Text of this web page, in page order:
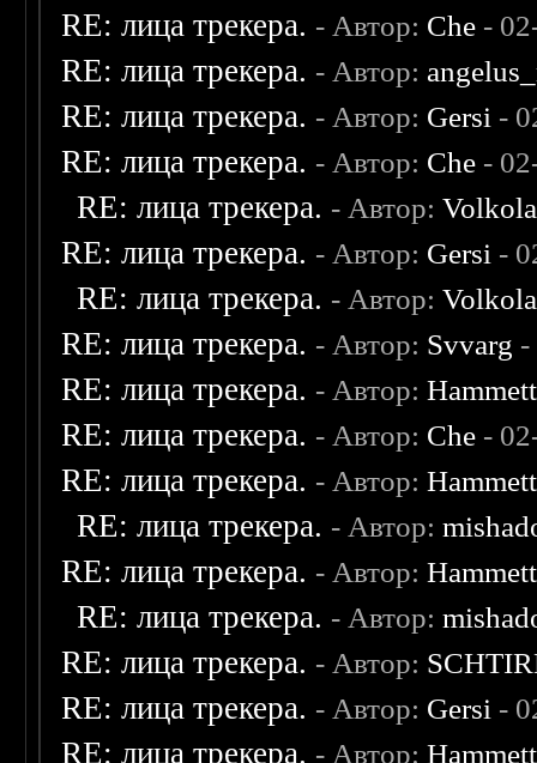
RE: лица трекера. - Автор: Che -
RE: лица трекера. - Автор:
RE: лица трекера. - Автор: Gersi -
RE: лица трекера. - Автор: Che -
RE: лица трекера. - Автор:
RE: лица трекера. - Автор: Gersi -
RE: лица трекера. - Автор:
RE: лица трекера. - Автор: Svvarg -
RE: лица трекера. - Автор:Hammett
RE: лица трекера. - Автор: Che -
RE: лица трекера. - Автор:Hammett
RE: лица трекера. - Автор:
RE: лица трекера. - Автор:Hammett
RE: лица трекера. - Автор:
RE: лица трекера. - Автор:
RE: лица трекера. - Автор: Gersi -
RE: лица трекера. - Автор:Hammett